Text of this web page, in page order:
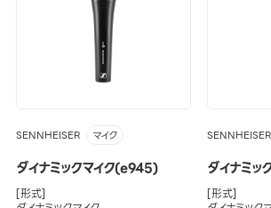
SENNHEISER マイク
ダイナミックマイク(e945)
[形式]
SENNHEISER
ダイナミ
[形式]